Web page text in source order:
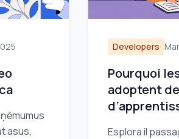
asus,
Developers
Pourquoi
adoptent
Esplora il